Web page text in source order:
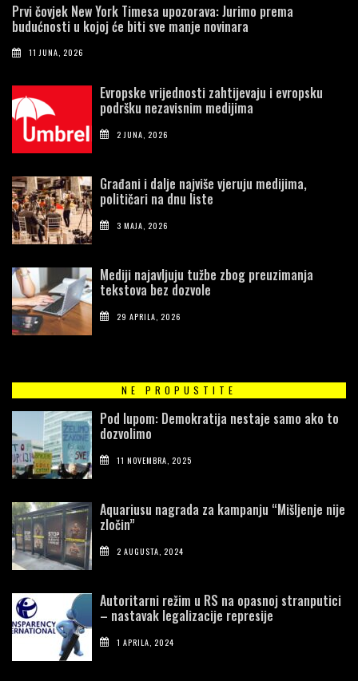
Prvi čovjek New York Timesa upozorava: Jurimo prema
budućnosti u kojoj će biti sve manje novinara
11 JUNA, 2026
Evropske vrijednosti zahtijevaju i evropsku
podršku nezavisnim medijima
2 JUNA, 2026
Građani i dalje najviše vjeruju medijima,
političari na dnu liste
3 MAJA, 2026
Mediji najavljuju tužbe zbog preuzimanja
tekstova bez dozvole
29 APRILA, 2026
NE PROPUSTITE
Pod lupom: Demokratija nestaje samo ako to
dozvolimo
11 NOVEMBRA, 2025
Aquariusu nagrada za kampanju “Mišljenje nije
zločin”
2 AUGUSTA, 2024
Autoritarni režim u RS na opasnoj stranputici
– nastavak legalizacije represije
1 APRILA, 2024